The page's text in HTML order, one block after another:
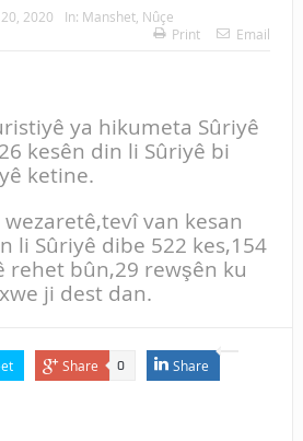
20, 2020 In: Manshet, Nûçe
Print Email
ya hikumeta Sûriyê
kesên din li Sûriyê bi
ketine.
van kesan
li Sûriyê dibe 522 kes,154
rehet bûn,29 rewşên ku
ji dest dan.
Share 0 Share